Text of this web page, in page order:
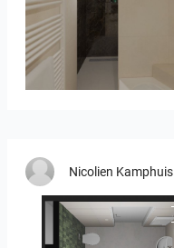
Badkamerhuis
Nicolien Kamphuis